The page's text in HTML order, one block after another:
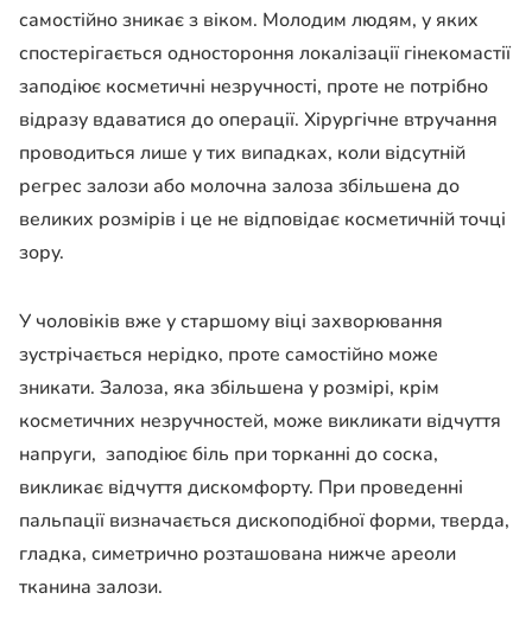
самостійно зникає з віком. Молодим людям, у яких
спостерігається одностороння локалізації гінекомастії
заподіює косметичні незручності, проте не потрібно
відразу вдаватися до операції. Хірургічне втручання
проводиться лише у тих випадках, коли відсутній
регрес залози або молочна залоза збільшена до
великих розмірів і це не відповідає косметичній точці
зору.
У чоловіків вже у старшому віці захворювання
зустрічається нерідко, проте самостійно може
зникати. Залоза, яка збільшена у розмірі, крім
косметичних незручностей, може викликати відчуття
напруги, заподіює біль при торканні до соска,
викликає відчуття дискомфорту. При проведенні
пальпації визначається дископодібної форми, тверда,
гладка, симетрично розташована нижче ареоли
тканина залози.